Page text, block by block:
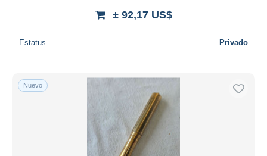
± 92,17 US$
Estatus Privado
Nuevo